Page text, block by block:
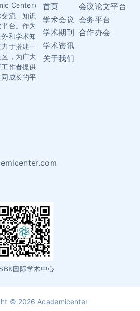
Center）
流、知识
台。作为
和学术知
于搭建一
，为广大
作者提供
成长的平
首页
学术会议
学术期刊
学术资讯
关于我们
会议论文平台
会务平台
合作办会
国际学术中心
© 2026 Academicenter